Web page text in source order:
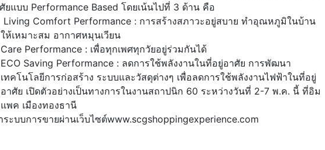
ยแบบ Performance Based โดยเน้นไปที่ 3 ด้าน คือ
Living Comfort Performance : การสร้างสภาวะอยู่สบาย ทำอุณหภูมิในบ้าน
ให้เหมาะสม อากาศหมุนเวียน
Care Performance : เพื่อทุกเพศทุกวัยอยู่ร่วมกันได้
ECO Saving Performance : ลดการใช้พลังงานในที่อยู่อาศัย การพัฒนา
เทคโนโลยีการก่อสร้าง ระบบและวัสดุต่างๆ เพื่อลดการใช้พลังงานไฟฟ้าในที่อยู่
อาศัย เปิดตัวอย่างเป็นทางการในงานสถาปนิก 60 ระหว่างวันที่ 2-7 พ.ค. นี้ ที่อิม
แพค เมืองทองธานี
ะบบการขายผ่านเว็บไซต์www.scgshoppingexperience.com